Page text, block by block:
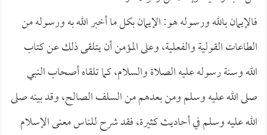
فالإيمان بالله ورسوله هو: الإيمان بكل ما أخبر الله به ورسوله من
الطاعات القولية والفعلية، وعلى المؤمن أن يتلقى ذلك عن كتاب
الله وسنة رسوله عليه الصلاة والسلام، كما تلقاه أصحاب النبي
صلى الله عليه وسلم ومن بعدهم من السلف الصالح، وقد بينه صلى
الله عليه وسلم في أحاديث كثيرة، فقد شرح للناس معنى الإسلام